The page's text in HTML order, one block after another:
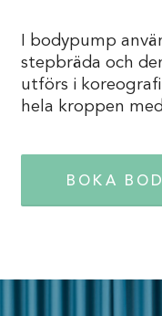
I bodypump
stepbräda och
utförs i
hela kroppen
BOKA